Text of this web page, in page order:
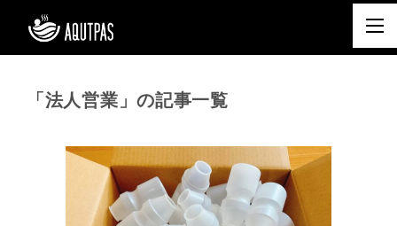
「法人営業」の記事一覧